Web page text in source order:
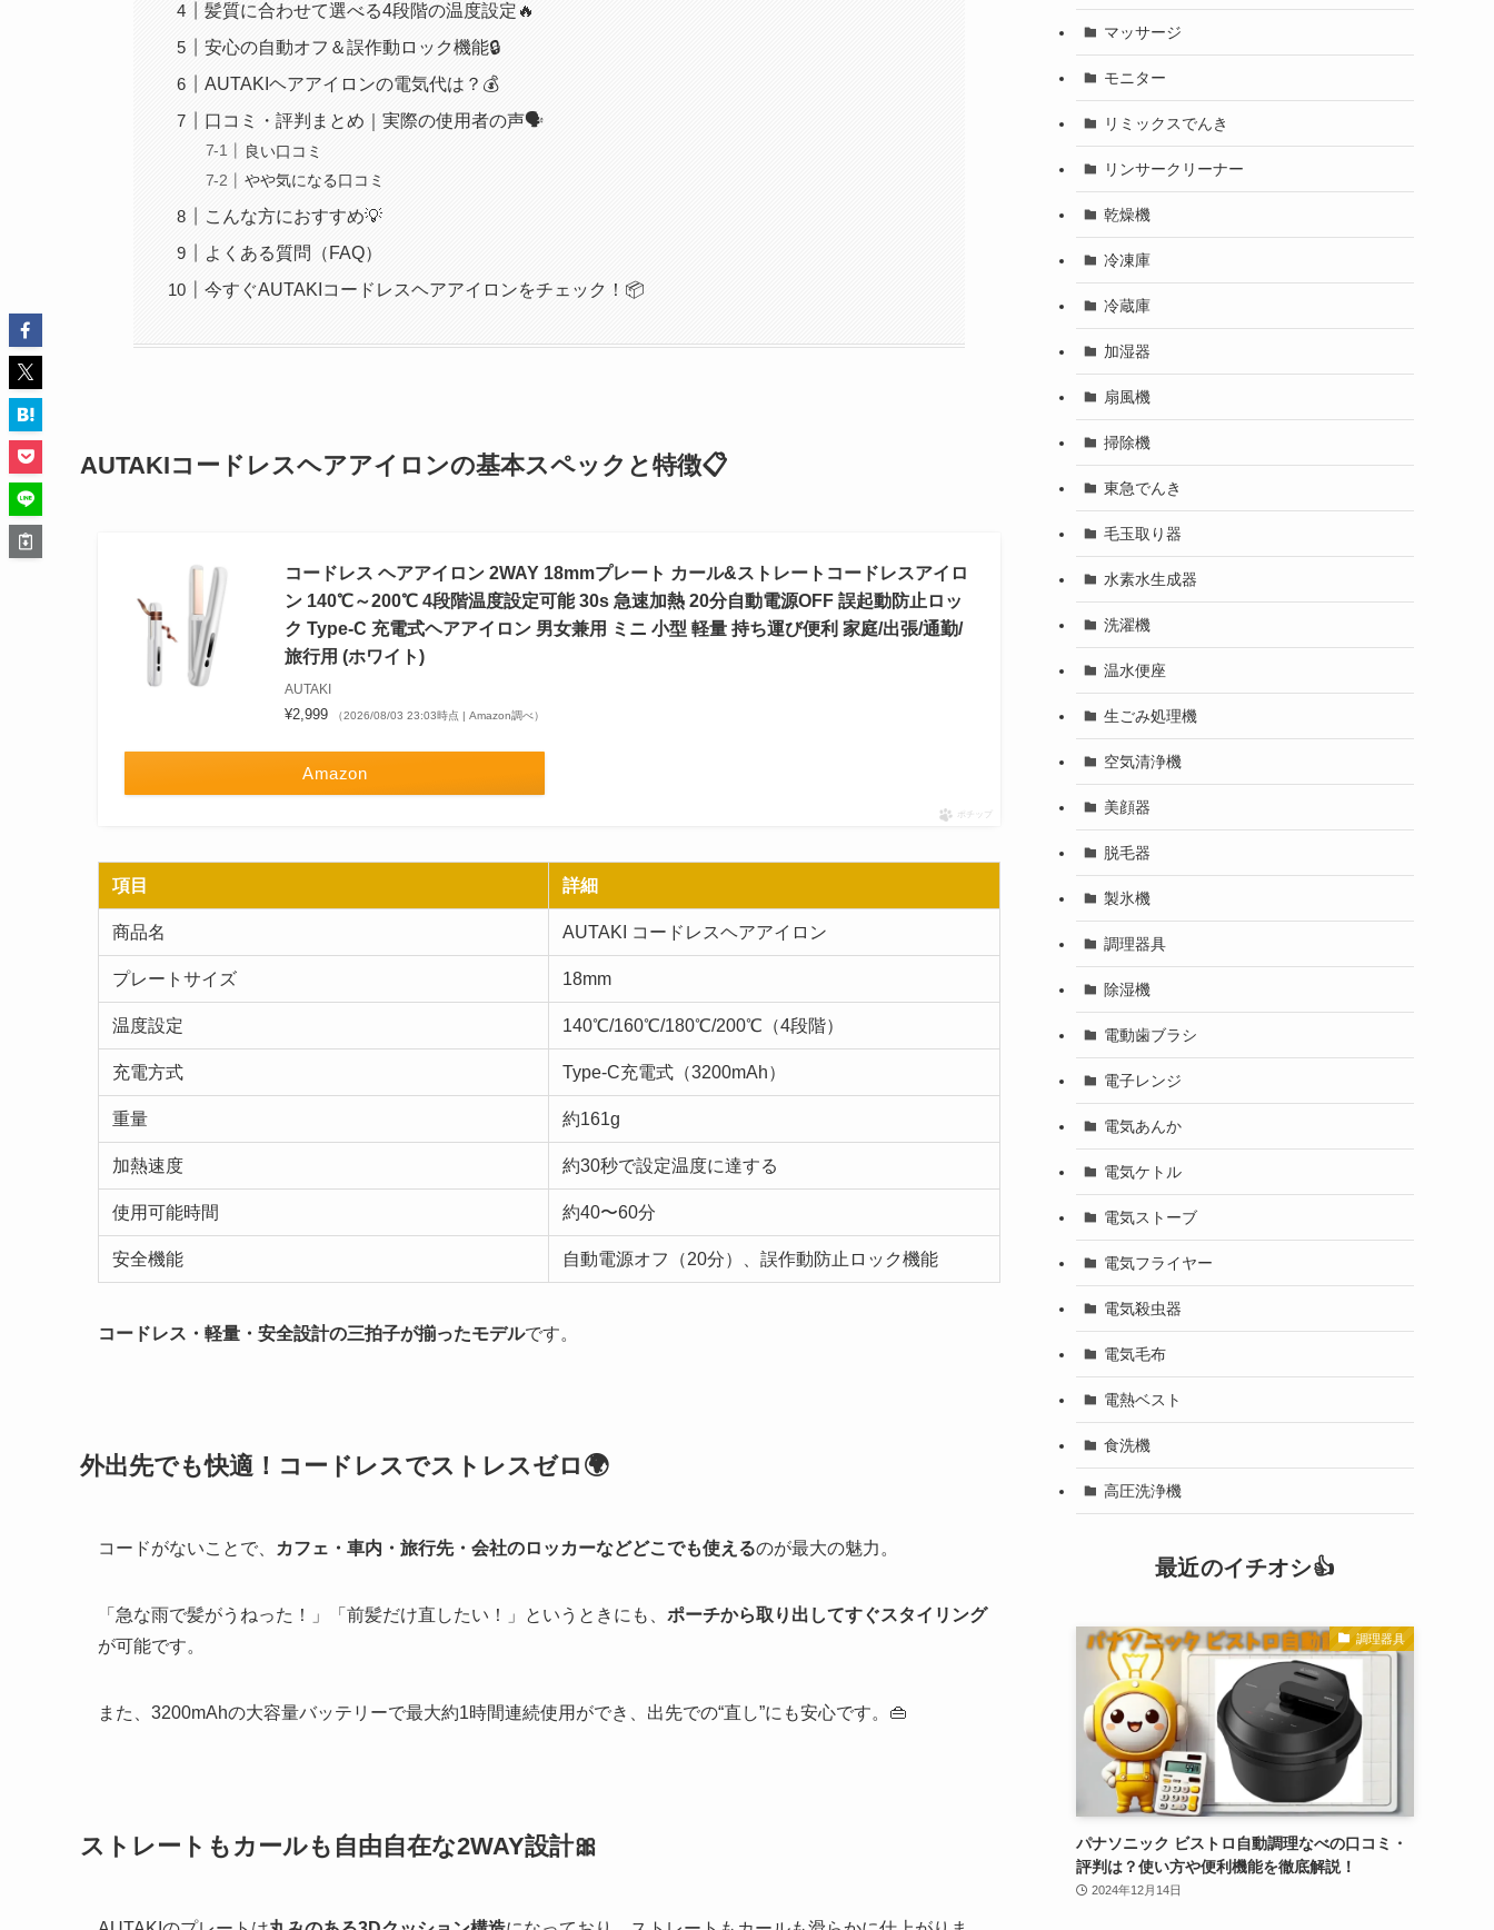
髪質に合わせて選べる4段階の温度設定🔥
安心の自動オフ＆誤作動ロック機能🔒
AUTAKIヘアアイロンの電気代は？💰
口コミ・評判まとめ｜実際の使用者の声🗣️
良い口コミ
やや気になる口コミ
こんな方におすすめ💡
よくある質問（FAQ）
今すぐAUTAKIコードレスヘアアイロンをチェック！📦
AUTAKIコードレスヘアアイロンの基本スペックと特徴📋
コードレス ヘアアイロン 2WAY 18mmプレート カール&ストレートコードレスアイロ
ン 140℃～200℃ 4段階温度設定可能 30s 急速加熱 20分自動電源OFF 誤起動防止ロッ
ク Type-C 充電式ヘアアイロン 男女兼用 ミニ 小型 軽量 持ち運び便利 家庭/出張/通勤/
旅行用 (ホワイト)
AUTAKI
¥2,999 （2026/08/03 23:03時点 | Amazon調べ）
Amazon
ポチップ
項目 詳細
商品名 AUTAKI コードレスヘアアイロン
プレートサイズ 18mm
温度設定 140℃/160℃/180℃/200℃（4段階）
充電方式 Type-C充電式（3200mAh）
重量 約161g
加熱速度 約30秒で設定温度に達する
使用可能時間 約40〜60分
安全機能 自動電源オフ（20分）、誤作動防止ロック機能
コードレス・軽量・安全設計の三拍子が揃ったモデルです。
外出先でも快適！コードレスでストレスゼロ🌍
コードがないことで、 カフェ・車内・旅行先・会社のロッカーなどどこでも使えるのが最大の魅力。
「急な雨で髪がうねった！」「前髪だけ直したい！」というときにも、 ポーチから取り出してすぐスタイリング
が可能です。
また、3200mAhの大容量バッテリーで最大約1時間連続使用ができ、出先での“直し”にも安心です。👜
ストレートもカールも自由自在な2WAY設計🎀
マッサージ
モニター
リミックスでんき
リンサークリーナー
乾燥機
冷凍庫
冷蔵庫
加湿器
扇風機
掃除機
東急でんき
毛玉取り器
水素水生成器
洗濯機
温水便座
生ごみ処理機
空気清浄機
美顔器
脱毛器
製氷機
調理器具
除湿機
電動歯ブラシ
電子レンジ
電気あんか
電気ケトル
電気ストーブ
電気フライヤー
電気殺虫器
電気毛布
電熱ベスト
食洗機
高圧洗浄機
最近のイチオシ👍
調理器具
パナソニック ビストロ自動調理なべの口コミ・
評判は？使い方や便利機能を徹底解説！
2024年12月14日